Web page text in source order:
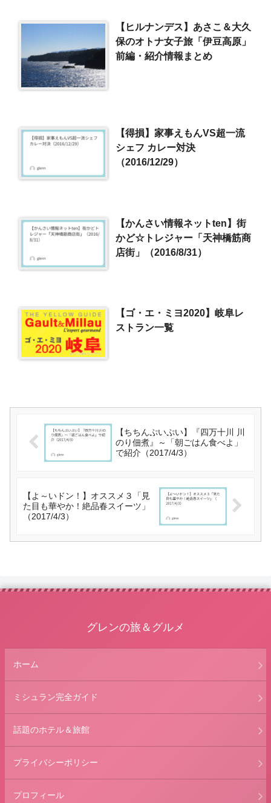
【ヒルナンデス】あさこ＆大久
保のオトナ女子旅「伊豆高原」
前編・紹介情報まとめ
【得損】家事えもんVS超一流
シェフ カレー対決
（2016/12/29）
【かんさい情報ネットten】街
かど☆トレジャー「天神橋筋商
店街」（2016/8/31）
【ゴ・エ・ミヨ2020】岐阜レ
ストラン一覧
【ちちんぷいぷい】『四万十川 川
のり佃煮』～「朝ごはん食べよ」
で紹介（2017/4/3）
【よ～いドン！】オススメ３「見
た目も華やか！絶品春スイーツ」
（2017/4/3）
グレンの旅＆グルメ
ホーム
ミシュラン完全ガイド
話題のホテル＆旅館
プライバシーポリシー
プロフィール